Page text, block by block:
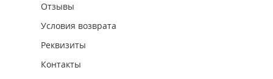
Отзывы
Условия возврата
Реквизиты
Контакты